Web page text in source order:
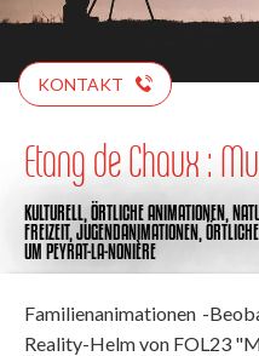
KONTAKT
Etang de Chaux :
KULTURELL, ÖRTLICHE ANIMATIONEN,
FREIZEIT, JUGENDANIMATIONEN,
UM PEYRAT-LA-NONIÈRE
Familienanimationen -
Reality-Helm von FOL23